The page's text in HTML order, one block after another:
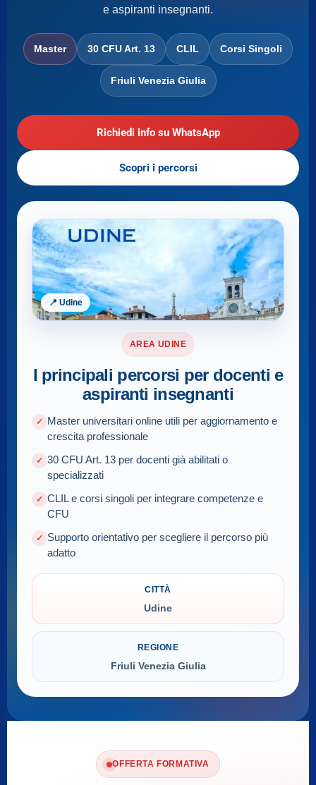
e aspiranti insegnanti.
Master 30 CFU Art. 13 CLIL Corsi Singoli
Friuli Venezia Giulia
Richiedi info su WhatsApp
Scopri i percorsi
📍 Udine
AREA UDINE
I principali percorsi per docenti e
aspiranti insegnanti
Master universitari online utili per aggiornamento e
crescita professionale
30 CFU Art. 13 per docenti già abilitati o
specializzati
CLIL e corsi singoli per integrare competenze e
CFU
Supporto orientativo per scegliere il percorso più
adatto
CITTÀ
Udine
REGIONE
Friuli Venezia Giulia
OFFERTA FORMATIVA